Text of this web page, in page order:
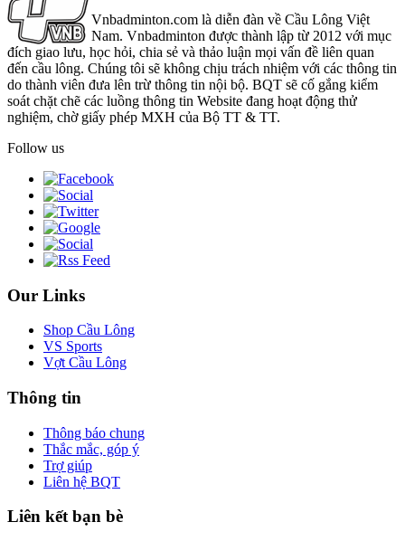
Vnbadminton.com là diễn đàn về Cầu Lông Việt
Nam. Vnbadminton được thành lập từ 2012 với mục
đích giao lưu, học hỏi, chia sẻ và thảo luận mọi vấn đề liên quan
đến cầu lông. Chúng tôi sẽ không chịu trách nhiệm với các thông tin
do thành viên đưa lên trừ thông tin nội bộ. BQT sẽ cố gắng kiểm
soát chặt chẽ các luồng thông tin Website đang hoạt động thử
nghiệm, chờ giấy phép MXH của Bộ TT & TT.
Follow us
Our Links
Shop Cầu Lông
VS Sports
Vợt Cầu Lông
Thông tin
Thông báo chung
Thắc mắc, góp ý
Trợ giúp
Liên hệ BQT
Liên kết bạn bè